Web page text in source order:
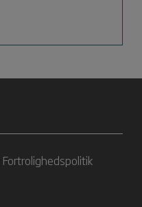
Fortrolighedspolitik